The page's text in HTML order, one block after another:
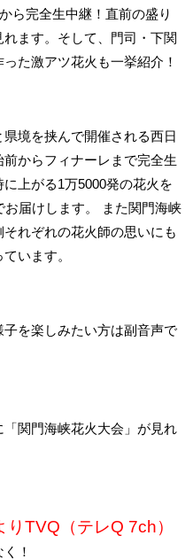
ら完全生中継！直前の盛り
れます。そして、門司・下関
た激アツ花火も一挙紹介！
境を挟んで開催される西日
からフィナーレまで完全生
上がる1万5000発の花火を
届けします。 また関門海峡
れぞれの花火師の思いにも
います。
を楽しみたい方は副音声で
関門海峡花火大会」が見れ
TVQ（テレQ 7ch）
！